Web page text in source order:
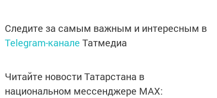
Следите за самым важным и интересным в
Telegram-канале Татмедиа
Читайте новости Татарстана в
национальном мессенджере MАХ: